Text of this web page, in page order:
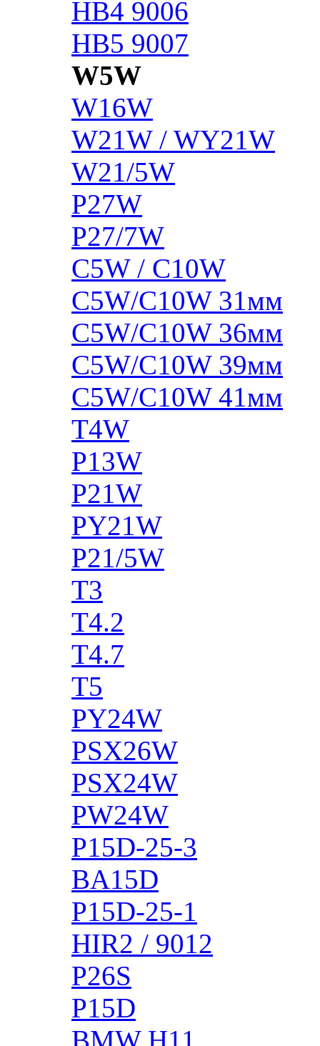
HB4 9006
HB5 9007
W5W
W16W
W21W / WY21W
W21/5W
P27W
P27/7W
C5W / C10W
C5W/C10W 31мм
C5W/C10W 36мм
C5W/C10W 39мм
C5W/C10W 41мм
T4W
P13W
P21W
PY21W
P21/5W
T3
T4.2
T4.7
T5
PY24W
PSX26W
PSX24W
PW24W
P15D-25-3
BA15D
P15D-25-1
HIR2 / 9012
P26S
P15D
BMW H11